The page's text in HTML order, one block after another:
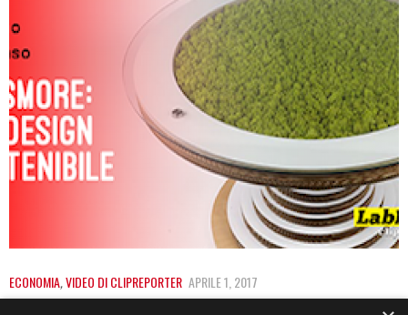
ECONOMIA,VIDEO DI CLIPREPORTER APRILE 1, 2017